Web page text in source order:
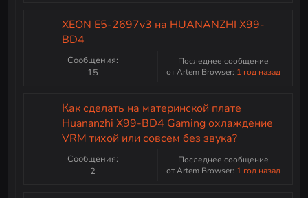
XEON E5-2697v3 на HUANANZHI X99-
BD4
Сообщения:
15
Последнее сообщение
от Artem Browser: 1 год назад
Как сделать на материнской плате
Huananzhi X99-BD4 Gaming охлаждение
VRM тихой или совсем без звука?
Сообщения:
2
Последнее сообщение
от Artem Browser: 1 год назад